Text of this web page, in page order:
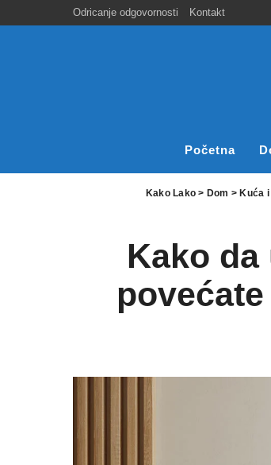
Odricanje odgovornosti Kontakt
Početna
Kako Lako > Dom > Kuća
Kako